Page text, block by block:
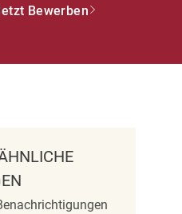
Bewerben